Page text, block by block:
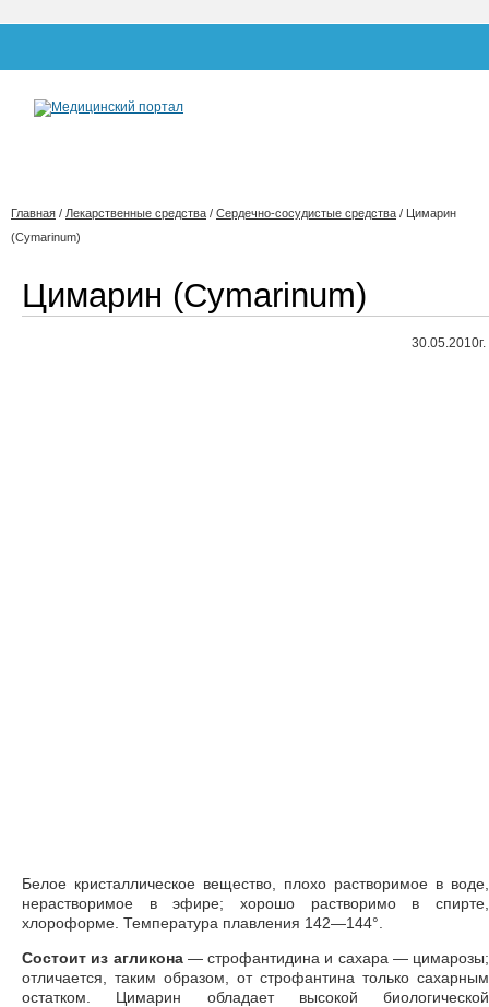
Главная / Лекарственные средства / Сердечно-сосудистые средства / Цимарин
(Cymarinum)
Цимарин (Cymarinum)
30.05.2010г.
Белое кристаллическое вещество, плохо растворимое в воде,
нерастворимое в эфире; хорошо растворимо в спирте,
хлороформе. Температура плавления 142—144°.
Состоит из агликона— строфантидина и сахара — цимарозы;
отличается, таким образом, от строфантина только сахарным
остатком. Цимарин обладает высокой биологической